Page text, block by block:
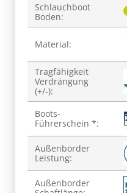
Schlauchboot
Boden:
Material:
Tragfähigkeit
Verdrängung
(+/-):
Boots-
Führerschein *:
Außenborder
Leistung:
Außenborder